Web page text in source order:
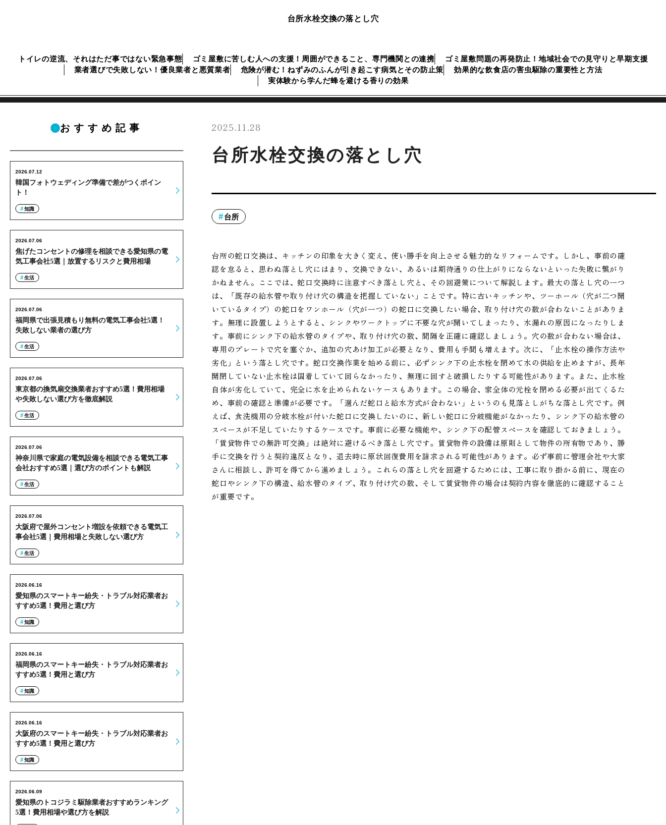
台所水栓交換の落とし穴
トイレの逆流、それはただ事ではない緊急事態 ゴミ屋敷に苦しむ人への支援！周囲ができること、専門機関との連携
ゴミ屋敷問題の再発防止！地域社会での見守りと早期支援
業者選びで失敗しない！優良業者と悪質業者
危険が潜む！ねずみのふんが引き起こす病気とその防止策
効果的な飲食店の害虫駆除の重要性と方法
実体験から学んだ蜂を避ける香りの効果
2025.11.28
台所水栓交換の落とし穴
台所
台所の蛇口交換は、キッチンの印象を大きく変え、使い勝手を向上させる魅力的なリフォームです。しかし、事前の確
認を怠ると、思わぬ落とし穴にはまり、交換できない、あるいは期待通りの仕上がりにならないといった失敗に繋がり
かねません。ここでは、蛇口交換時に注意すべき落とし穴と、その回避策について解説します。最大の落とし穴の一つ
は、「既存の給水管や取り付け穴の構造を把握していない」ことです。特に古いキッチンや、ツーホール（穴が二つ開
いているタイプ）の蛇口をワンホール（穴が一つ）の蛇口に交換したい場合、取り付け穴の数が合わないことがありま
す。無理に設置しようとすると、シンクやワークトップに不要な穴が開いてしまったり、水漏れの原因になったりしま
す。事前にシンク下の給水管のタイプや、取り付け穴の数、間隔を正確に確認しましょう。穴の数が合わない場合は、
専用のプレートで穴を塞ぐか、追加の穴あけ加工が必要となり、費用も手間も増えます。次に、「止水栓の操作方法や
劣化」という落とし穴です。蛇口交換作業を始める前に、必ずシンク下の止水栓を閉めて水の供給を止めますが、長年
開閉していない止水栓は固着していて回らなかったり、無理に回すと破損したりする可能性があります。また、止水栓
自体が劣化していて、完全に水を止められないケースもあります。この場合、家全体の元栓を閉める必要が出てくるた
め、事前の確認と準備が必要です。「選んだ蛇口と給水方式が合わない」というのも見落としがちな落とし穴です。例
えば、食洗機用の分岐水栓が付いた蛇口に交換したいのに、新しい蛇口に分岐機能がなかったり、シンク下の給水管の
スペースが不足していたりするケースです。事前に必要な機能や、シンク下の配管スペースを確認しておきましょう。
「賃貸物件での無許可交換」は絶対に避けるべき落とし穴です。賃貸物件の設備は原則として物件の所有物であり、勝
手に交換を行うと契約違反となり、退去時に原状回復費用を請求される可能性があります。必ず事前に管理会社や大家
さんに相談し、許可を得てから進めましょう。これらの落とし穴を回避するためには、工事に取り掛かる前に、現在の
蛇口やシンク下の構造、給水管のタイプ、取り付け穴の数、そして賃貸物件の場合は契約内容を徹底的に確認すること
が重要です。
おすすめ記事
韓国フォトウェディング準備で差がつくポイン
ト！
2026.07.12
知識
焦げたコンセントの修理を相談できる愛知県の電
気工事会社5選｜放置するリスクと費用相場
2026.07.06
生活
福岡県で出張見積もり無料の電気工事会社5選！
失敗しない業者の選び方
2026.07.06
生活
東京都の換気扇交換業者おすすめ5選！費用相場
や失敗しない選び方を徹底解説
2026.07.06
生活
神奈川県で家庭の電気設備を相談できる電気工事
会社おすすめ5選｜選び方のポイントも解説
2026.07.06
生活
大阪府で屋外コンセント増設を依頼できる電気工
事会社5選｜費用相場と失敗しない選び方
2026.07.06
生活
愛知県のスマートキー紛失・トラブル対応業者お
すすめ5選！費用と選び方
2026.06.16
知識
福岡県のスマートキー紛失・トラブル対応業者お
すすめ5選！費用と選び方
2026.06.16
知識
大阪府のスマートキー紛失・トラブル対応業者お
すすめ5選！費用と選び方
2026.06.16
知識
愛知県のトコジラミ駆除業者おすすめランキング
5選！費用相場や選び方を解説
2026.06.09